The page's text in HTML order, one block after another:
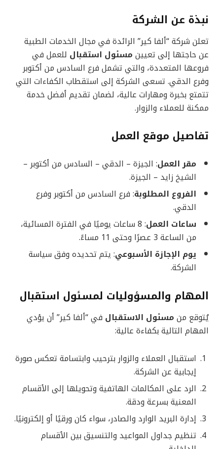
نبذة عن الشركة
تعلن شركة “ألفا كير” الرائدة في مجال الخدمات الطبية
عن حاجتها إلى تعيين مسئول استقبال للعمل في
فروعها المتعددة، والتي تشمل فرع السادس من أكتوبر
وفرع الدقي. تسعى الشركة إلى استقطاب الكفاءات التي
تتمتع بخبرة ومهارات عالية، لضمان تقديم أفضل خدمة
ممكنة للعملاء والزوار.
تفاصيل موقع العمل
مقر العمل: الجيزة – الدقي – السادس من أكتوبر –
الشيخ زايد – الجيزة.
الفروع المطلوبة: فرع السادس من أكتوبر وفرع
الدقي.
ساعات العمل
: 8 ساعات يوميًا في الفترة المسائية،
من الساعة 3 عصرًا وحتى 11 مساءً.
يوم الإجازة الأسبوعي: يتم تحديده وفق سياسة
الشركة.
المهام والمسؤوليات لمسئول استقبال
يُتوقع من مسئول الاستقبال في “ألفا كير” أن يؤدي
المهام التالية بكفاءة عالية:
استقبال العملاء والزوار بترحيب وابتسامة تعكس صورة
إيجابية عن الشركة.
الرد على المكالمات الهاتفية وتحويلها إلى الأقسام
المعنية بسرعة ودقة.
إدارة البريد الوارد والصادر، سواء كان ورقيًا أو إلكترونيًا.
تنظيم جداول المواعيد والتنسيق بين الأقسام